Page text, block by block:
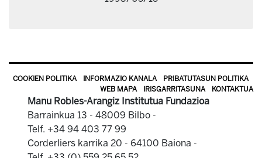
COOKIEN POLITIKA INFORMAZIO KANALA
PRIBATUTASUN POLITIKA
WEB MAPA
IRISGARRITASUNA KONTAKTUA
Manu Robles-Arangiz Institutua Fundazioa
Barrainkua 13 - 48009 Bilbo -
Telf. +34 94 403 77 99
Corderliers karrika 20 - 64100 Baiona -